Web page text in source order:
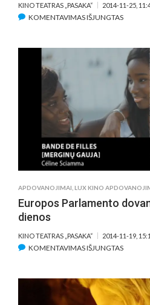
KINO TEATRAS „PASAKA“ 2014-11-25,
KOMENTAVIMAS IŠJUNGTASĮRAŠE
KOKIE
FILMAI
APDOVANOJIMAI LUX KINO
Europos Parlamento
dienos
KINO TEATRAS „PASAKA“ 2014-11-19,
KOMENTAVIMAS IŠJUNGTASĮRAŠE